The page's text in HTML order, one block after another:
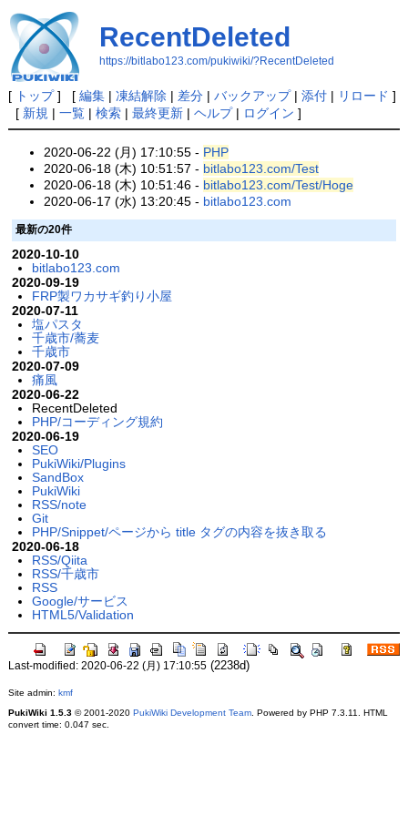
RecentDeleted
https://bitlabo123.com/pukiwiki/?RecentDeleted
[ トップ] [ 編集| 凍結解除 | 差分| バックアップ| 添付| リロード ]
[ 新規 | 一覧| 検索| 最終更新| ヘルプ| ログイン ]
2020-06-22 (月) 17:10:55 - PHP
2020-06-18 (木) 10:51:57 - bitlabo123.com/Test
2020-06-18 (木) 10:51:46 - bitlabo123.com/Test/Hoge
2020-06-17 (水) 13:20:45 - bitlabo123.com
最新の20件
2020-10-10
bitlabo123.com
2020-09-19
FRP製ワカサギ釣り小屋
2020-07-11
塩パスタ
千歳市/蕎麦
千歳市
2020-07-09
痛風
2020-06-22
RecentDeleted
PHP/コーディング規約
2020-06-19
SEO
PukiWiki/Plugins
SandBox
PukiWiki
RSS/note
Git
PHP/Snippet/ページから title タグの内容を抜き取る
2020-06-18
RSS/Qiita
RSS/千歳市
RSS
Google/サービス
HTML5/Validation
Last-modified: 2020-06-22 (月) 17:10:55(2238d)
Site admin: kmf
PukiWiki 1.5.3© 2001-2020 PukiWiki Development Team. Powered by PHP 7.3.11. HTML
convert time: 0.047 sec.